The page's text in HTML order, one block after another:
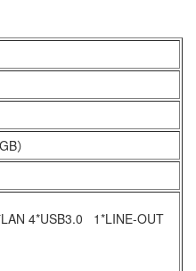
）
4*USB3.0 1*LINE-OUT